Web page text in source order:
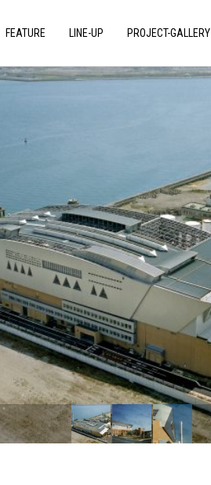
FEATURE LINE-UP PROJECT-GALLERY